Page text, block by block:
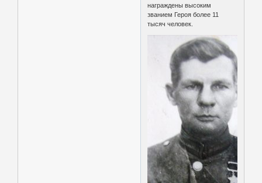
награждены высоким
званием Героя более 11
тысяч человек.